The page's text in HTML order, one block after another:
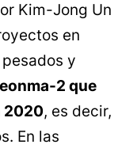
Kim-Jong Un
en
y
2 que
2020, es decir,
En las